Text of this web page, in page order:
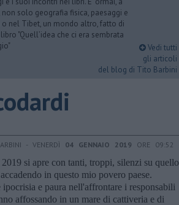
solo geografia fisica, paesaggi e
nel Tibet, un mondo altro, fatto di
"Quell’idea che ci era sembrata
Vedi tutti
gli articoli
del blog di Tito Barbini
- VENERDÌ 04 GENNAIO 2019 ORE 09:52
2019 si apre con tanti, troppi, silenzi su quello
in questo mio povero paese.
ipocrisia e paura nell'affrontare i responsabili
affossando in un mare di cattiveria e di